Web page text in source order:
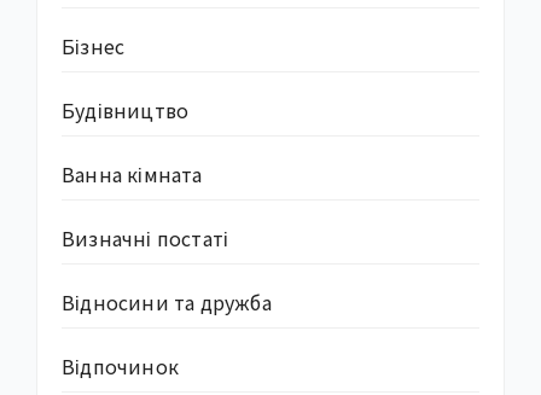
Бізнес
Будівництво
Ванна кімната
Визначні постаті
Відносини та дружба
Відпочинок